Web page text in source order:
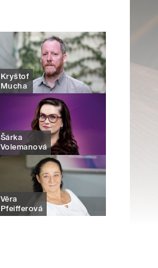
Kryštof
Mucha
Šárka
Volemanová
Věra
Pfeifferová